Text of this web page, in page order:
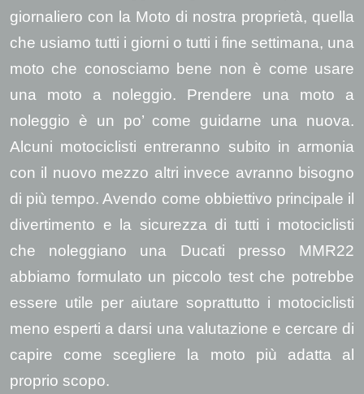
giornaliero con la Moto di nostra proprietà, quella
che usiamo tutti i giorni o tutti i fine settimana, una
moto che conosciamo bene non è come usare
una moto a noleggio. Prendere una moto a
noleggio è un po’ come guidarne una nuova.
Alcuni motociclisti entreranno subito in armonia
con il nuovo mezzo altri invece avranno bisogno
di più tempo. Avendo come obbiettivo principale il
divertimento e la sicurezza di tutti i motociclisti
che noleggiano una Ducati presso MMR22
abbiamo formulato un piccolo test che potrebbe
essere utile per aiutare soprattutto i motociclisti
meno esperti a darsi una valutazione e cercare di
capire come scegliere la moto più adatta al
proprio scopo.